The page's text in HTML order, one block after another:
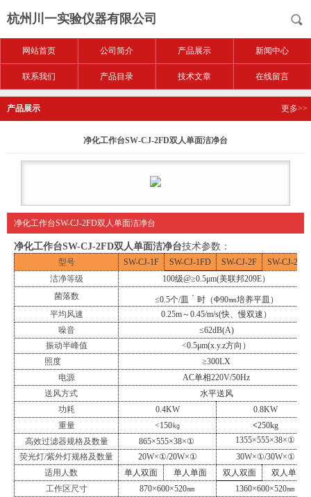
杭州川一实验仪器有限公司
网站首页 公司简介 产品展示 新闻中心
联系我们 产品目录 技术文章 在线留言
产品展示 更多>>
净化工作台SW-CJ-2FD双人单面洁净台
净化工作台SW-CJ-2FD双人单面洁净台
净化工作台SW-CJ-2FD双人单面洁净台技术参数 ：
型号 SW-CJ-1F SW-CJ-1FD SW-CJ-2F SW-CJ-2
洁净等级
100级@≥0.5μm(美联邦209E）
菌落数
≤0.5个/皿
．
时（Φ90㎜培养平皿）
平均风速
0.25m～0.45/m/s(快、慢双速）
噪音
≤62dB(A)
振动半峰值
<0.5μm(x.y.z方向）
照度
≥300LX
电源
AC单相220V/50Hz
送风方式
水平送风
功耗
0.4KW
0.8KW
重量
<150㎏ <250kg
高效过滤器规格及数量
865×555×38×①
1355×555×38×①
荧光灯/紫外灯规格及数量 20W×①/20W×①
30W×①/30W×①
适用人数
单人双面 单人单面 双人双面
双人单面
工作区尺寸
870×600×520㎜
1360×600×520㎜